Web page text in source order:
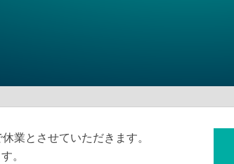
業とさせていただきます。
。